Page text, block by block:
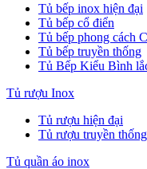
Tủ bếp inox hiện đại
Tủ bếp cổ điển
Tủ bếp phong cách
Tủ bếp truyền thống
Tủ Bếp Kiểu Bình
Tủ rượu Inox
Tủ rượu hiện đại
Tủ rượu truyền thống
Tủ quần áo inox